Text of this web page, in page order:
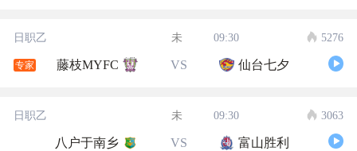
日职乙 未 09:30 5276
专家 藤枝MYFC VS 仙台七夕
日职乙 未 09:30 3063
八户于南乡 VS 富山胜利